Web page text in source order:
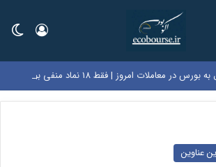
ورود
ورود 9 همت پول به بورس در معاملات امروز | فقط 18 نماد منفی بودند | بازگشایی نماد «فولاد» پس از 5.5 ماه
عناوین